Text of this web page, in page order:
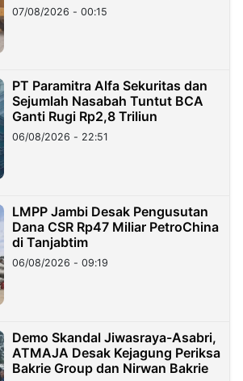
07/08/2026 - 00:15
PT Paramitra Alfa Sekuritas dan
Sejumlah Nasabah Tuntut BCA
Ganti Rugi Rp2,8 Triliun
06/08/2026 - 22:51
LMPP Jambi Desak Pengusutan
Dana CSR Rp47 Miliar PetroChina
di Tanjabtim
06/08/2026 - 09:19
Demo Skandal Jiwasraya-Asabri,
ATMAJA Desak Kejagung Periksa
Bakrie Group dan Nirwan Bakrie